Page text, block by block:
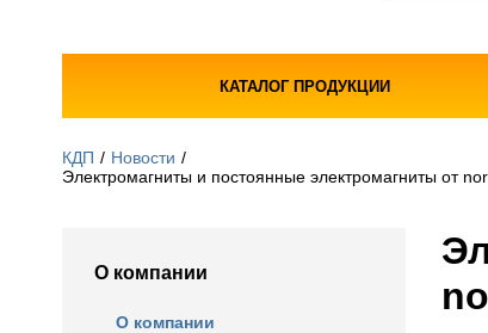
КАТАЛОГ ПРОДУКЦИИ
КДП
Новости
Электромагниты и постоянные электромагниты от
О компании
О компании